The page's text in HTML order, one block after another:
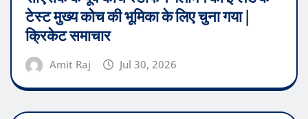
टेस्ट मुख्य कोच की भूमिका के लिए चुना गया |
क्रिकेट समाचार
Amit Raj Jul 30, 2026